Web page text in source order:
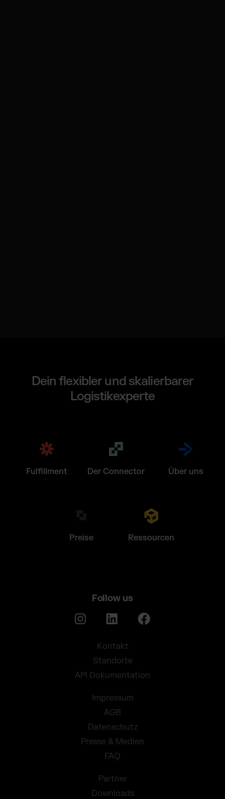
Dein flexibler und skalierbarer
Logistikexperte
Fulfillment Der Connector Über uns
Preise Ressourcen
Follow us
Kontakt
Standorte
API Dokumentation
Impressum
AGB
Datenschutz
Presse & Medien
FAQ
Partner
Downloads